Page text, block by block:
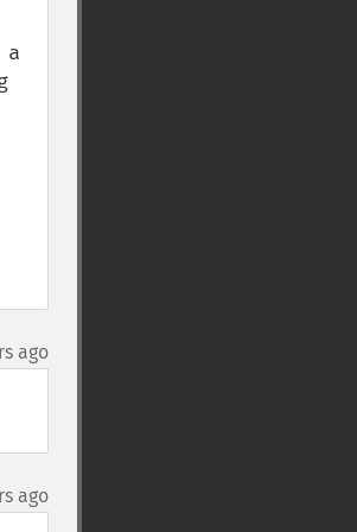
a
ago
ago